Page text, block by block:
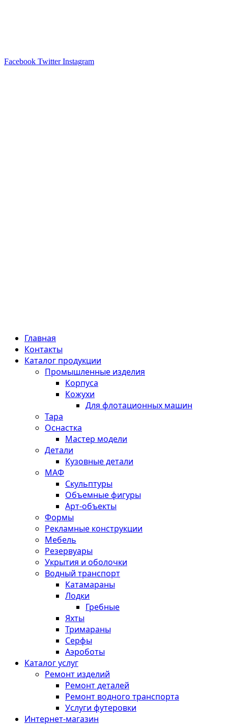
Facebook Twitter Instagram
Главная
Контакты
Каталог продукции
Промышленные изделия
Корпуса
Кожухи
Для флотационных машин
Тара
Оснастка
Мастер модели
Детали
Кузовные детали
МАФ
Скульптуры
Объемные фигуры
Арт-объекты
Формы
Рекламные конструкции
Мебель
Резервуары
Укрытия и оболочки
Водный транспорт
Катамараны
Лодки
Гребные
Яхты
Тримараны
Серфы
Аэроботы
Каталог услуг
Ремонт изделий
Ремонт деталей
Ремонт водного транспорта
Услуги футеровки
Интернет-магазин